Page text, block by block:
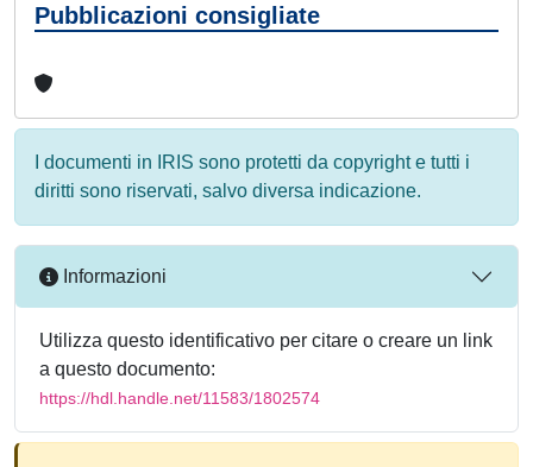
Pubblicazioni consigliate
I documenti in IRIS sono protetti da copyright e tutti i
diritti sono riservati, salvo diversa indicazione.
Informazioni
Utilizza questo identificativo per citare o creare un link
a questo documento:
https://hdl.handle.net/11583/1802574